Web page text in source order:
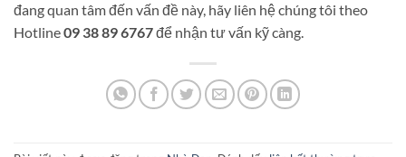
đang quan tâm đến vấn đề này, hãy liên hệ chúng tôi theo
Hotline09 38 89 6767để nhận tư vấn kỹ càng.